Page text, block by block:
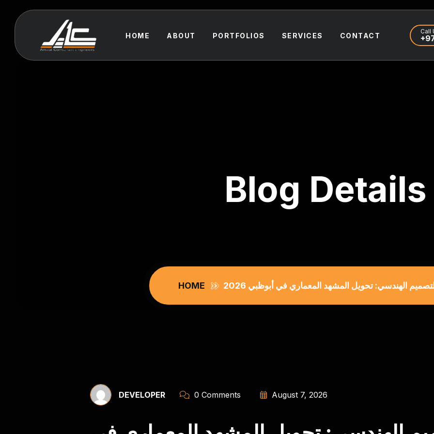
HOME ABOUT PORTFOLIOS SERVICES CONTACT
Call
Blog Details
HOME الهندسي: تحويل المشهد المعماري في أبوظبي 2026
DEVELOPER 0 Comments August 7, 2026